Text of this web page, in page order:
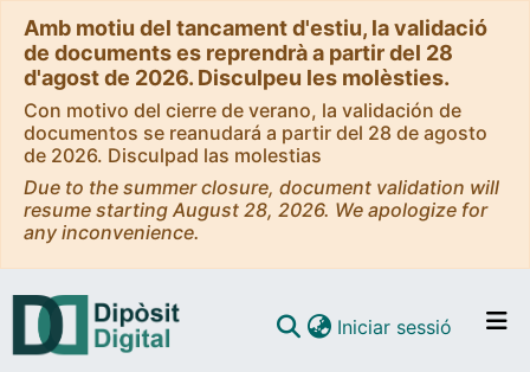
Amb motiu del tancament d'estiu, la validació
de documents es reprendrà a partir del 28
d'agost de 2026. Disculpeu les molèsties.
Con motivo del cierre de verano, la validación de
documentos se reanudará a partir del 28 de agosto
de 2026. Disculpad las molestias
Due to the summer closure, document validation will
resume starting August 28, 2026. We apologize for
any inconvenience.
Iniciar sessió (current)